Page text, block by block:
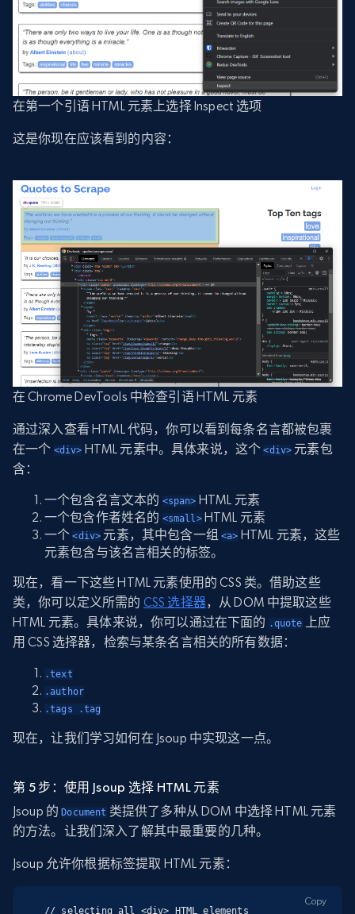
在第一个引语 HTML 元素上选择 Inspect 选项
这是你现在应该看到的内容：
在 Chrome DevTools 中检查引语 HTML 元素
通过深入查看 HTML 代码，你可以看到每条名言都被包裹
在一个 <div> HTML 元素中。具体来说，这个<div> 元素包
含：
一个包含名言文本的 <span> HTML 元素
一个包含作者姓名的 <small>HTML 元素
一个<div> 元素，其中包含一组<a> HTML 元素，这些
元素包含与该名言相关的标签。
现在，看一下这些 HTML 元素使用的 CSS 类。借助这些
类，你可以定义所需的 CSS 选择器，从 DOM 中提取这些
HTML 元素。具体来说，你可以通过在下面的 .quote 上应
用 CSS 选择器，检索与某条名言相关的所有数据：
.text
.author
.tags .tag
现在，让我们学习如何在 Jsoup 中实现这一点。
第 5 步：使用 Jsoup 选择 HTML 元素
Jsoup 的Document 类提供了多种从 DOM 中选择 HTML 元素
的方法。让我们深入了解其中最重要的几种。
Jsoup 允许你根据标签提取 HTML 元素：
// selecting all <div> HTML elements
Copy